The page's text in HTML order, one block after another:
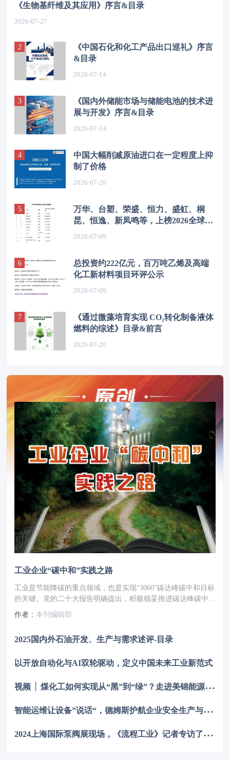
《生物基纤维及其应用》序言&目录
2026-07-27
《中国石化和化工产品出口巡礼》序言
&目录
2026-07-14
《国内外储能市场与储能电池的技术进
展与开发》序言&目录
2026-07-14
中国大幅削减原油进口在一定程度上抑
制了价格
2026-07-20
万华、台塑、荣盛、恒力、盛虹、桐
昆、恒逸、新凤鸣等，上榜2026全球化
2026-07-09
总投资约222亿元，百万吨乙烯及高端
化工新材料项目环评公示
2026-07-09
《通过微藻培育实现 CO₂转化制备液体
燃料的综述》目录&前言
2026-07-20
工业企业“碳中和”实践之路
工业是节能降碳的重点领域，也是实现“3060”碳达峰碳中和目标
的关键。党的二十大报告明确提出，积极稳妥推进碳达峰碳中
和，推进降碳、减污、扩绿、增长，完善能源消耗总量和强度调
控，重点控制化石能源消费，逐步转向碳排放总量和强度“双
展方面的成就，了解当下的创新技术和应用，《流程工业》编辑
国内外优秀的工业企业分享观点和产业实践，为广大的流程工业
作者： 本刊编辑部
2025国内外石油开发、生产与需求述评-目录
以开放自动化与AI双轮驱动，定义中国未来工业新范式
视
频 │ 煤化工如何实现从“黑”到“绿”？走进美锦能源低碳发展标杆项目
智
能运维让设备”说话“，德姆斯护航企业安全生产与降本增效
2
024上海国际泵阀展现场，《流程工业》记者专访了中国善若泵业科技有限公司总经理 卢阳